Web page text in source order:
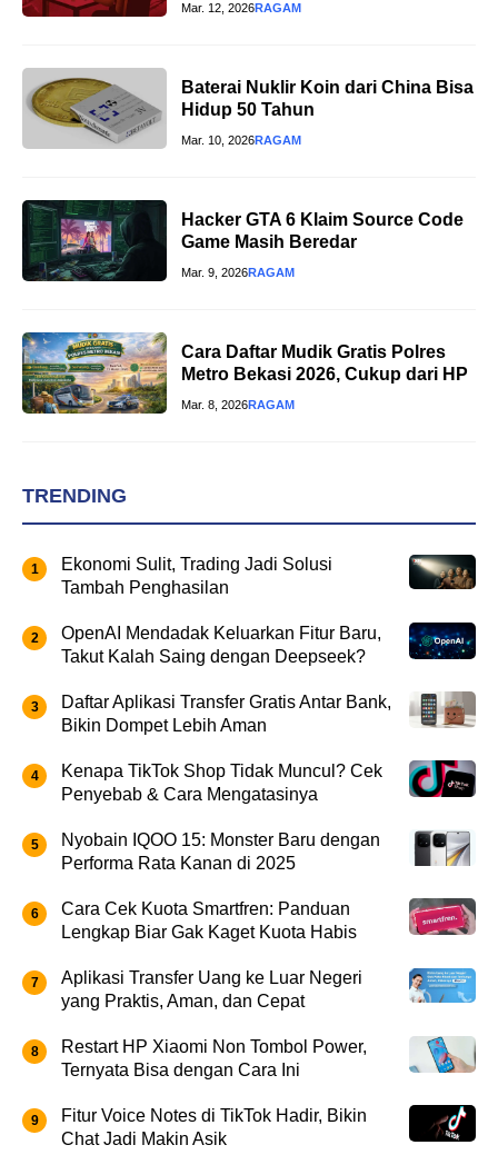
Mar. 12, 2026RAGAM
Baterai Nuklir Koin dari China Bisa
Hidup 50 Tahun
Mar. 10, 2026RAGAM
Hacker GTA 6 Klaim Source Code
Game Masih Beredar
Mar. 9, 2026RAGAM
Cara Daftar Mudik Gratis Polres
Metro Bekasi 2026, Cukup dari HP
Mar. 8, 2026RAGAM
TRENDING
Ekonomi Sulit, Trading Jadi Solusi
Tambah Penghasilan
OpenAI Mendadak Keluarkan Fitur Baru,
Takut Kalah Saing dengan Deepseek?
Daftar Aplikasi Transfer Gratis Antar Bank,
Bikin Dompet Lebih Aman
Kenapa TikTok Shop Tidak Muncul? Cek
Penyebab & Cara Mengatasinya
Nyobain IQOO 15: Monster Baru dengan
Performa Rata Kanan di 2025
Cara Cek Kuota Smartfren: Panduan
Lengkap Biar Gak Kaget Kuota Habis
Aplikasi Transfer Uang ke Luar Negeri
yang Praktis, Aman, dan Cepat
Restart HP Xiaomi Non Tombol Power,
Ternyata Bisa dengan Cara Ini
Fitur Voice Notes di TikTok Hadir, Bikin
Chat Jadi Makin Asik